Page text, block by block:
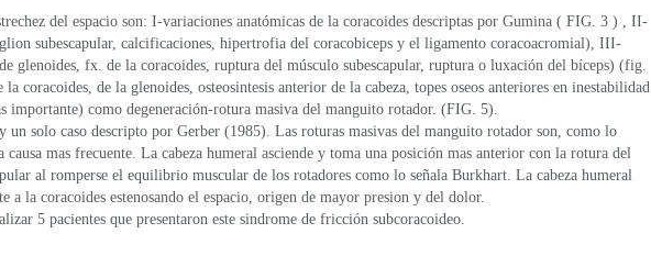
del espacio son: I-variaciones anatómicas de la coracoides descriptas por Gumina ( FIG. 3 ) , II-
subescapular, calcificaciones, hipertrofia del coracobiceps y el ligamento coracoacromial), III-
glenoides, fx. de la coracoides, ruptura del músculo subescapular, ruptura o luxación del bíceps) (fig.
coracoides, de la glenoides, osteosintesis anterior de la cabeza, topes oseos anteriores en inestabilidad
importante) como degeneración-rotura masiva del manguito rotador. (FIG. 5).
un solo caso descripto por Gerber (1985). Las roturas masivas del manguito rotador son, como lo
mas frecuente. La cabeza humeral asciende y toma una posición mas anterior con la rotura del
al romperse el equilibrio muscular de los rotadores como lo señala Burkhart. La cabeza humeral
a la coracoides estenosando el espacio, origen de mayor presion y del dolor.
5 pacientes que presentaron este sindrome de fricción subcoracoideo.